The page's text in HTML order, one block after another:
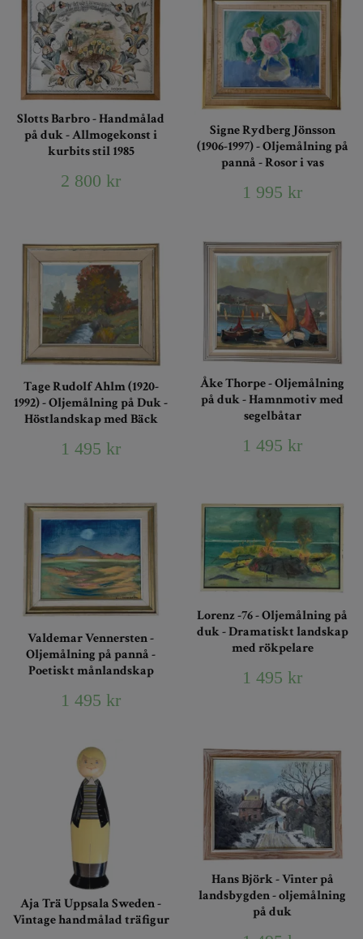
Slotts Barbro - Handmålad
på duk - Allmogekonst i
kurbits stil 1985
2 800 kr
Signe Rydberg Jönsson
(1906-1997) - Oljemålning på
pannå - Rosor i vas
1 995 kr
Tage Rudolf Ahlm (1920-
1992) - Oljemålning på Duk -
Höstlandskap med Bäck
1 495 kr
Åke Thorpe - Oljemålning
på duk - Hamnmotiv med
segelbåtar
1 495 kr
Valdemar Vennersten -
Oljemålning på pannå -
Poetiskt månlandskap
1 495 kr
Lorenz -76 - Oljemålning på
duk - Dramatiskt landskap
med rökpelare
1 495 kr
Aja Trä Uppsala Sweden -
Vintage handmålad träfigur
Hans Björk - Vinter på
landsbygden - oljemålning
på duk